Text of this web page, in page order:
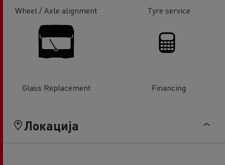
Wheel / Axle alignment Tyre service
Glass Replacement Financing
Локација